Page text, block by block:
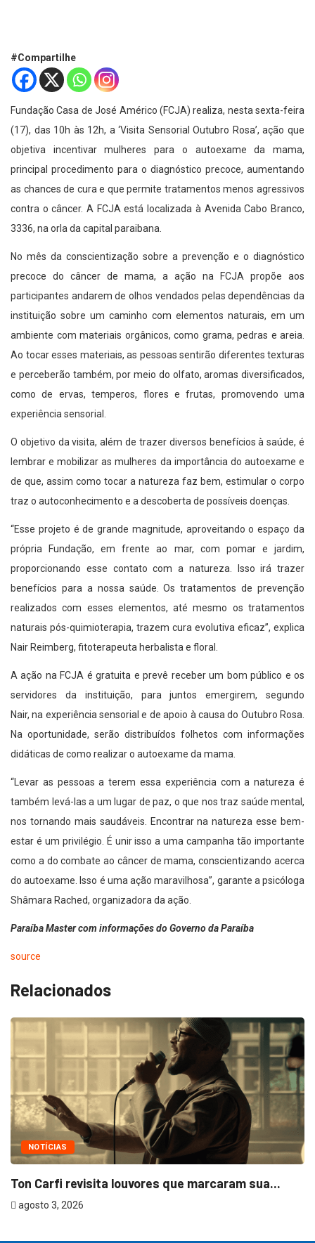
#Compartilhe
Fundação Casa de José Américo (FCJA) realiza, nesta sexta-feira
(17), das 10h às 12h, a ‘Visita Sensorial Outubro Rosa’, ação que
objetiva incentivar mulheres para o autoexame da mama,
principal procedimento para o diagnóstico precoce, aumentando
as chances de cura e que permite tratamentos menos agressivos
contra o câncer. A FCJA está localizada à Avenida Cabo Branco,
3336, na orla da capital paraibana.
No mês da conscientização sobre a prevenção e o diagnóstico
precoce do câncer de mama, a ação na FCJA propõe aos
participantes andarem de olhos vendados pelas dependências da
instituição sobre um caminho com elementos naturais, em um
ambiente com materiais orgânicos, como grama, pedras e areia.
Ao tocar esses materiais, as pessoas sentirão diferentes texturas
e perceberão também, por meio do olfato, aromas diversificados,
como de ervas, temperos, flores e frutas, promovendo uma
experiência sensorial.
O objetivo da visita, além de trazer diversos benefícios à saúde, é
lembrar e mobilizar as mulheres da importância do autoexame e
de que, assim como tocar a natureza faz bem, estimular o corpo
traz o autoconhecimento e a descoberta de possíveis doenças.
“Esse projeto é de grande magnitude, aproveitando o espaço da
própria Fundação, em frente ao mar, com pomar e jardim,
proporcionando esse contato com a natureza. Isso irá trazer
benefícios para a nossa saúde. Os tratamentos de prevenção
realizados com esses elementos, até mesmo os tratamentos
naturais pós-quimioterapia, trazem cura evolutiva eficaz”, explica
Nair Reimberg, fitoterapeuta herbalista e floral.
A ação na FCJA é gratuita e prevê receber um bom público e os
servidores da instituição, para juntos emergirem, segundo
Nair, na experiência sensorial e de apoio à causa do Outubro Rosa.
Na oportunidade, serão distribuídos folhetos com informações
didáticas de como realizar o autoexame da mama.
“Levar as pessoas a terem essa experiência com a natureza é
também levá-las a um lugar de paz, o que nos traz saúde mental,
nos tornando mais saudáveis. Encontrar na natureza esse bem-
estar é um privilégio. É unir isso a uma campanha tão importante
como a do combate ao câncer de mama, conscientizando acerca
do autoexame. Isso é uma ação maravilhosa”, garante a psicóloga
Shâmara Rached, organizadora da ação.
Paraíba Master com informações do Governo da Paraíba
source
Relacionados
NOTÍCIAS
Ton Carfi revisita louvores que marcaram sua...
agosto 3, 2026